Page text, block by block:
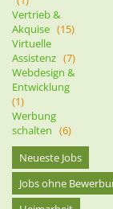
Vertrieb &
Akquise (15)
Virtuelle
Assistenz (7)
Webdesign &
Entwicklung
(1)
Werbung
schalten (6)
Neueste Jobs
Jobs ohne